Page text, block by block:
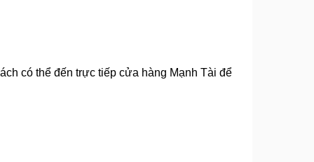
có thể đến trực tiếp cửa hàng Mạnh Tài để